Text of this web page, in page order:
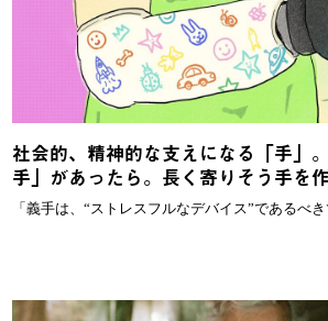
社会的、精神的な支えになる「手」
手」があったら。長く寄りそう手を
「義手は、“ストレスフルなデバイス”であるべき